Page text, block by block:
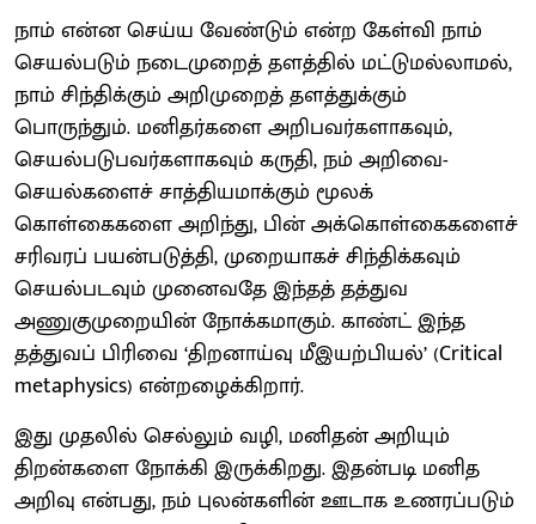
நாம் என்ன செய்ய வேண்டும் என்ற கேள்வி நாம்
செயல்படும் நடைமுறைத் தளத்தில் மட்டுமல்லாமல்,
நாம் சிந்திக்கும் அறிமுறைத் தளத்துக்கும்
பொருந்தும். மனிதர்களை அறிபவர்களாகவும்,
செயல்படுபவர்களாகவும் கருதி, நம் அறிவை-
செயல்களைச் சாத்தியமாக்கும் மூலக்
கொள்கைகளை அறிந்து, பின் அக்கொள்கைகளைச்
சரிவரப் பயன்படுத்தி, முறையாகச் சிந்திக்கவும்
செயல்படவும் முனைவதே இந்தத் தத்துவ
அணுகுமுறையின் நோக்கமாகும். காண்ட் இந்த
தத்துவப் பிரிவை ‘திறனாய்வு மீஇயற்பியல்’ (Critical
metaphysics) என்றழைக்கிறார்.
இது முதலில் செல்லும் வழி, மனிதன் அறியும்
திறன்களை நோக்கி இருக்கிறது. இதன்படி மனித
அறிவு என்பது, நம் புலன்களின் ஊடாக உணரப்படும்